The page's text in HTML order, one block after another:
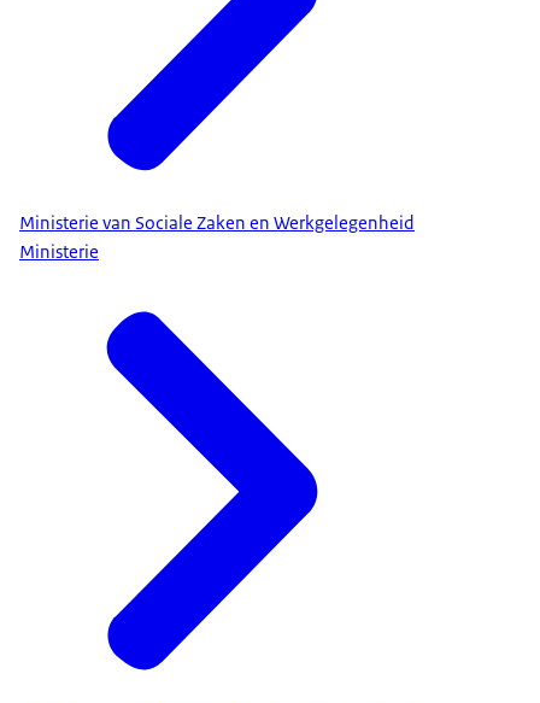
Ministerie van Sociale Zaken en Werkgelegenheid
Ministerie